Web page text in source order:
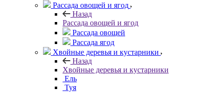
Рассада овощей и ягод
Назад
Рассада овощей и ягод
Рассада овощей
Рассада ягод
Хвойные деревья и кустарники
Назад
Хвойные деревья и кустарники
Ель
Туя